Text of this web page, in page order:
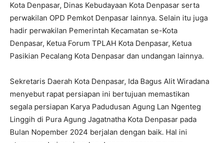
Kota Denpasar, Dinas Kebudayaan Kota Denpasar serta
perwakilan OPD Pemkot Denpasar lainnya. Selain itu juga
hadir perwakilan Pemerintah Kecamatan se-Kota
Denpasar, Ketua Forum TPLAH Kota Denpasar, Ketua
Pasikian Pecalang Kota Denpasar dan undangan lainnya.
Sekretaris Daerah Kota Denpasar, Ida Bagus Alit Wiradana
menyebut rapat persiapan ini bertujuan memastikan
segala persiapan Karya Padudusan Agung Lan Ngenteg
Linggih di Pura Agung Jagatnatha Kota Denpasar pada
Bulan Nopember 2024 berjalan dengan baik. Hal ini